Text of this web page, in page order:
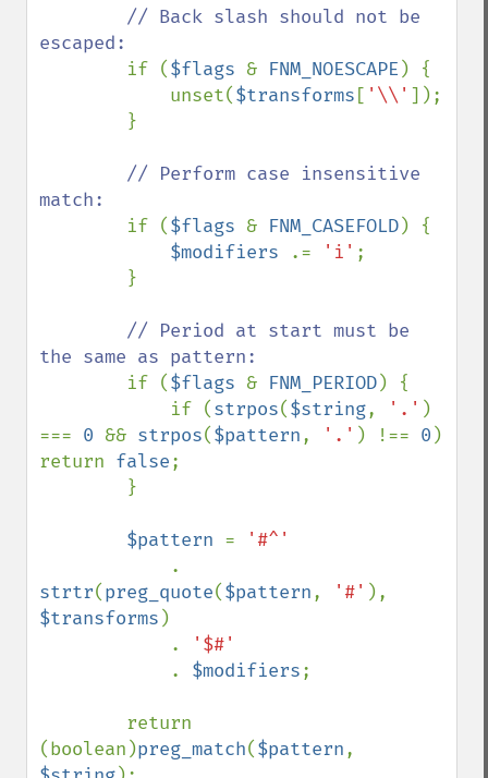
// Back slash should not be
escaped:
if ($flags & FNM_NOESCAPE ) {
            unset(
$transforms [ '\\' ]);
// Perform case insensitive
match:
if ($flags & FNM_CASEFOLD) {
$modifiers
.= 'i' ;
// Period at start must be
the same as pattern:
if ($flags & FNM_PERIOD) {
            if (
strpos($string, '.' )
=== 0 && strpos($pattern, '.' ) !== 0 )
return false;
$pattern =
'#^'
strtr(preg_quote($pattern, '#'
$transforms )
            .
'$#'
. $modifiers;
(boolean)preg_match($pattern